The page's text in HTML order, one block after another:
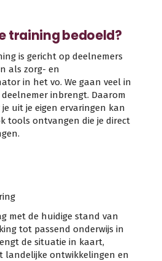
training bedoeld?
is gericht op deelnemers
als zorg- en
in het vo. We gaan veel in
inbrengt. Daarom
uit je eigen ervaringen kan
tools ontvangen die je direct
met de huidige stand van
tot passend onderwijs in
de situatie in kaart,
landelijke ontwikkelingen en